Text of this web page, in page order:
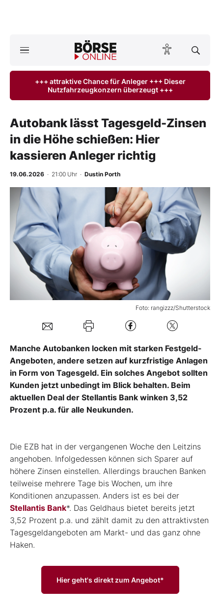
ktuelle Ausgabe BÖRSE ONLINE lesen
Anlageprodukte
Finanz-Check
BO-Musterdepots
Experten
Mein B:O
Mein Konto
+++ attraktive Chance für Anleger +++ Dieser
Nutzfahrzeugkonzern überzeugt +++
Autobank lässt Tagesgeld-Zinsen
in die Höhe schießen: Hier
kassieren Anleger richtig
19.06.2026 · 21:00 Uhr · Dustin Porth
Foto: rangizzz/Shutterstock
Manche Autobanken locken mit starken Festgeld-
Angeboten, andere setzen auf kurzfristige Anlagen
in Form von Tagesgeld. Ein solches Angebot sollten
Kunden jetzt unbedingt im Blick behalten. Beim
aktuellen Deal der Stellantis Bank winken 3,52
Prozent p.a. für alle Neukunden.
Die EZB hat in der vergangenen Woche den Leitzins
angehoben. Infolgedessen können sich Sparer auf
höhere Zinsen einstellen. Allerdings brauchen Banken
teilweise mehrere Tage bis Wochen, um ihre
Konditionen anzupassen. Anders ist es bei der
Stellantis Bank*. Das Geldhaus bietet bereits jetzt
3,52 Prozent p.a. und zählt damit zu den attraktivsten
Tagesgeldangeboten am Markt- und das ganz ohne
Haken.
Hier geht's direkt zum Angebot*